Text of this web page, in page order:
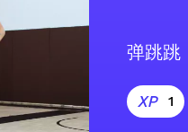
弹跳跳
1